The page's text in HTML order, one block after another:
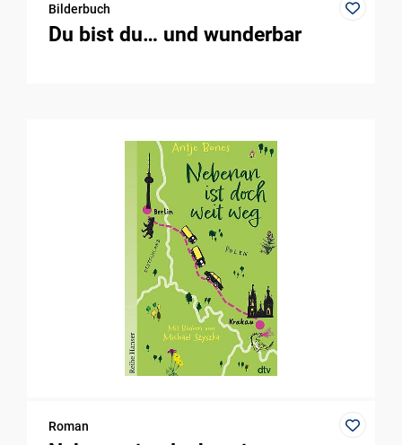
Bilderbuch
Du bist du… und wunderbar
Roman